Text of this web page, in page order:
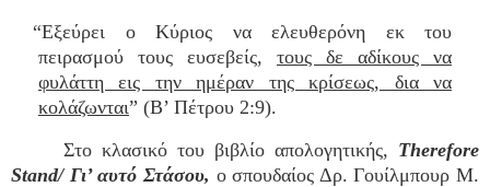
“Εξεύρει ο Κύριος να ελευθερόνη εκ του
πειρασμού τους ευσεβείς, τους δε αδίκους να
φυλάττη εις την ημέραν της κρίσεως, δια να
κολάζωνται” (Β’ Πέτρου 2:9).
Στο κλασικό του βιβλίο απολογητικής, Therefore
Stand/ Γι’ αυτό Στάσου, ο σπουδαίος Δρ. Γουίλμπουρ Μ.